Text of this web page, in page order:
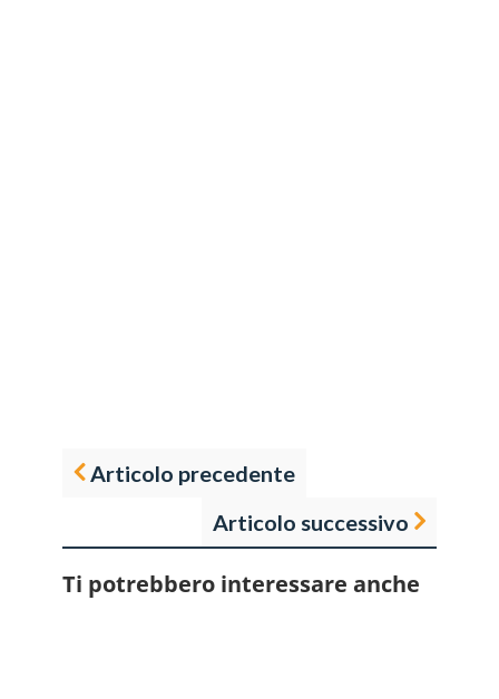
Articolo precedente
Articolo successivo
Ti potrebbero interessare anche